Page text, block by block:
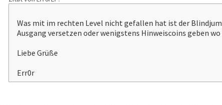
Was mit im rechten Level nicht gefallen hat ist der
Ausgang versetzen oder wenigstens Hinweiscoins geben
Liebe Grüße
Err0r